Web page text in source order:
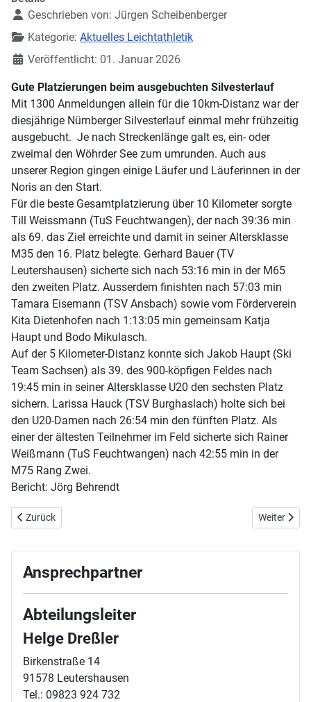
Geschrieben von: Jürgen Scheibenberger
Kategorie: Aktuelles Leichtathletik
Veröffentlicht: 01. Januar 2026
Gute Platzierungen beim ausgebuchten Silvesterlauf
Mit 1300 Anmeldungen allein für die 10km-Distanz war der
diesjährige Nürnberger Silvesterlauf einmal mehr frühzeitig
ausgebucht. Je nach Streckenlänge galt es, ein- oder
zweimal den Wöhrder See zum umrunden. Auch aus
unserer Region gingen einige Läufer und Läuferinnen in der
Noris an den Start.
Für die beste Gesamtplatzierung über 10 Kilometer sorgte
Till Weissmann (TuS Feuchtwangen), der nach 39:36 min
als 69. das Ziel erreichte und damit in seiner Altersklasse
M35 den 16. Platz belegte. Gerhard Bauer (TV
Leutershausen) sicherte sich nach 53:16 min in der M65
den zweiten Platz. Ausserdem finishten nach 57:03 min
Tamara Eisemann (TSV Ansbach) sowie vom Förderverein
Kita Dietenhofen nach 1:13:05 min gemeinsam Katja
Haupt und Bodo Mikulasch.
Auf der 5 Kilometer-Distanz konnte sich Jakob Haupt (Ski
Team Sachsen) als 39. des 900-köpfigen Feldes nach
19:45 min in seiner Altersklasse U20 den sechsten Platz
sichern. Larissa Hauck (TSV Burghaslach) holte sich bei
den U20-Damen nach 26:54 min den fünften Platz. Als
einer der ältesten Teilnehmer im Feld sicherte sich Rainer
Weißmann (TuS Feuchtwangen) nach 42:55 min in der
M75 Rang Zwei.
Bericht: Jörg Behrendt
Vorheriger Beitrag: 10. Januar 2026 - Nordbayerische
Zurück Nächster
Weiter
Ansprechpartner
Abteilungsleiter
Helge Dreßler
Birkenstraße 14
91578 Leutershausen
Tel.: 09823 924 732